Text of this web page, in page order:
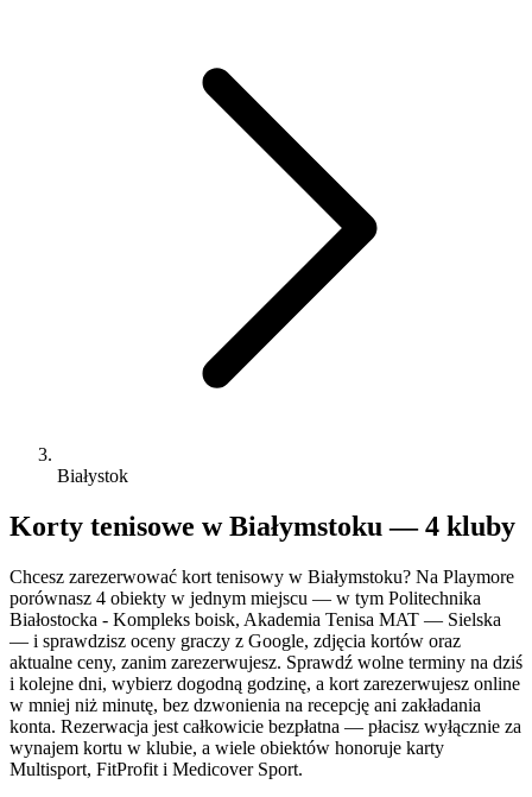
Białystok
Korty tenisowe w Białymstoku — 4 kluby
Chcesz zarezerwować kort tenisowy w Białymstoku? Na Playmore
porównasz 4 obiekty w jednym miejscu — w tym Politechnika
Białostocka - Kompleks boisk, Akademia Tenisa MAT — Sielska
— i sprawdzisz oceny graczy z Google, zdjęcia kortów oraz
aktualne ceny, zanim zarezerwujesz. Sprawdź wolne terminy na dziś
i kolejne dni, wybierz dogodną godzinę, a kort zarezerwujesz online
w mniej niż minutę, bez dzwonienia na recepcję ani zakładania
konta. Rezerwacja jest całkowicie bezpłatna — płacisz wyłącznie za
wynajem kortu w klubie, a wiele obiektów honoruje karty
Multisport, FitProfit i Medicover Sport.